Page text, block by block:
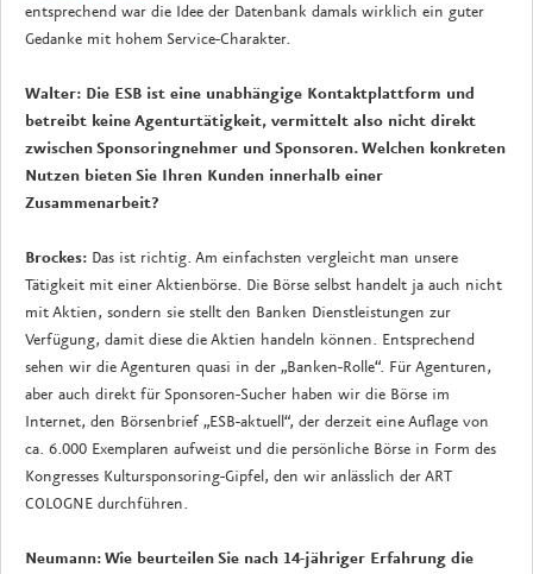
entsprechend war die Idee der Datenbank damals wirklich ein guter
Gedanke mit hohem Service-Charakter.
Walter: Die ESB ist eine unabhängige Kontaktplattform und
betreibt keine Agenturtätigkeit, vermittelt also nicht direkt
zwischen Sponsoringnehmer und Sponsoren. Welchen konkreten
Nutzen bieten Sie Ihren Kunden innerhalb einer
Zusammenarbeit?
Brockes: Das ist richtig. Am einfachsten vergleicht man unsere
Tätigkeit mit einer Aktienbörse. Die Börse selbst handelt ja auch nicht
mit Aktien, sondern sie stellt den Banken Dienstleistungen zur
Verfügung, damit diese die Aktien handeln können. Entsprechend
sehen wir die Agenturen quasi in der „Banken-Rolle“. Für Agenturen,
aber auch direkt für Sponsoren-Sucher haben wir die Börse im
Internet, den Börsenbrief „ESB-aktuell“, der derzeit eine Auflage von
ca. 6.000 Exemplaren aufweist und die persönliche Börse in Form des
Kongresses Kultursponsoring-Gipfel, den wir anlässlich der ART
COLOGNE durchführen.
Neumann: Wie beurteilen Sie nach 14-jähriger Erfahrung die